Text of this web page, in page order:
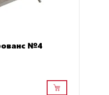
№4